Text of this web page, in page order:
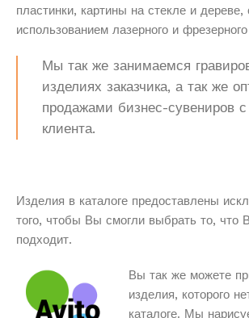
пластинки, картины на стекле и дереве,
использованием лазерного и
Мы так же занимаемся
изделиях заказчика, а так же
продажами бизнес-сувениров с
клиента.
Изделия в каталоге предоставлены
того, чтобы Вы смогли выбрать то, что
подходит.
Вы так же можете
изделия, которого
каталоге. Мы